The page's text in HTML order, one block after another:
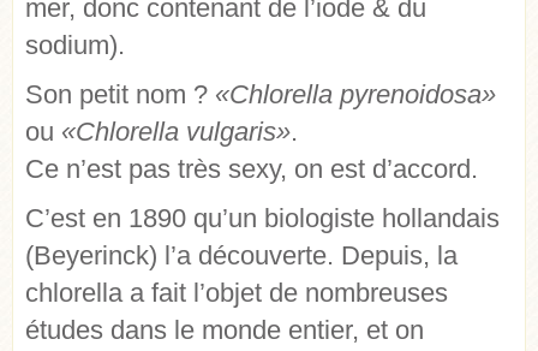
mer, donc contenant de l’iode & du
sodium).
Son petit nom ? «Chlorella pyrenoidosa»
ou «Chlorella vulgaris».
Ce n’est pas très sexy, on est d’accord.
C’est en 1890 qu’un biologiste hollandais
(Beyerinck) l’a découverte. Depuis, la
chlorella a fait l’objet de nombreuses
études dans le monde entier, et on